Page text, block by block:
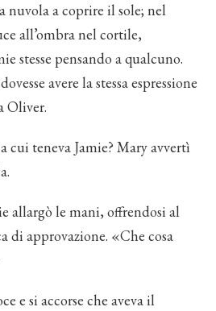
nuvola a coprire il sole; nel
all’ombra nel cortile,
stesse pensando a qualcuno.
avere la stessa espressione
Oliver.
cui teneva Jamie? Mary avvertì
allargò le mani, offrendosi al
di approvazione. «Che cosa
e si accorse che aveva il